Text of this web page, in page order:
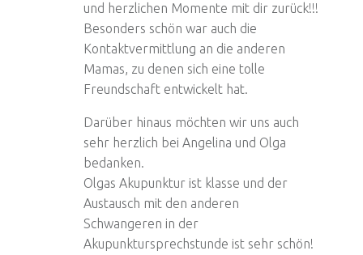
und herzlichen Momente mit dir zurück!!!
Besonders schön war auch die
Kontaktvermittlung an die anderen
Mamas, zu denen sich eine tolle
Freundschaft entwickelt hat.
Darüber hinaus möchten wir uns auch
sehr herzlich bei Angelina und Olga
bedanken.
Olgas Akupunktur ist klasse und der
Austausch mit den anderen
Schwangeren in der
Akupunktursprechstunde ist sehr schön!